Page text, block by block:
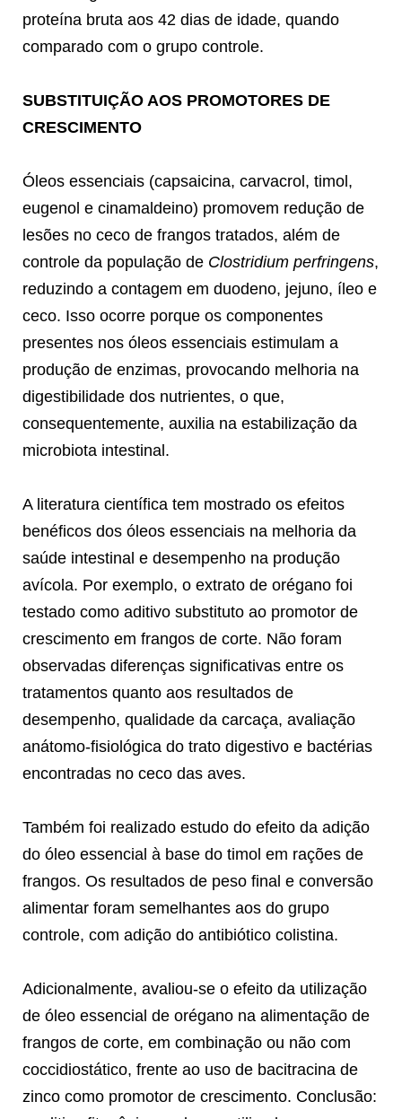
proteína bruta aos 42 dias de idade, quando
comparado com o grupo controle.
SUBSTITUIÇÃO AOS PROMOTORES DE
CRESCIMENTO
Óleos essenciais (capsaicina, carvacrol, timol,
eugenol e cinamaldeino) promovem redução de
lesões no ceco de frangos tratados, além de
controle da população de Clostridium perfringens,
reduzindo a contagem em duodeno, jejuno, íleo e
ceco. Isso ocorre porque os componentes
presentes nos óleos essenciais estimulam a
produção de enzimas, provocando melhoria na
digestibilidade dos nutrientes, o que,
consequentemente, auxilia na estabilização da
microbiota intestinal.
A literatura científica tem mostrado os efeitos
benéficos dos óleos essenciais na melhoria da
saúde intestinal e desempenho na produção
avícola. Por exemplo, o extrato de orégano foi
testado como aditivo substituto ao promotor de
crescimento em frangos de corte. Não foram
observadas diferenças significativas entre os
tratamentos quanto aos resultados de
desempenho, qualidade da carcaça, avaliação
anátomo-fisiológica do trato digestivo e bactérias
encontradas no ceco das aves.
Também foi realizado estudo do efeito da adição
do óleo essencial à base do timol em rações de
frangos. Os resultados de peso final e conversão
alimentar foram semelhantes aos do grupo
controle, com adição do antibiótico colistina.
Adicionalmente, avaliou-se o efeito da utilização
de óleo essencial de orégano na alimentação de
frangos de corte, em combinação ou não com
coccidiostático, frente ao uso de bacitracina de
zinco como promotor de crescimento. Conclusão: